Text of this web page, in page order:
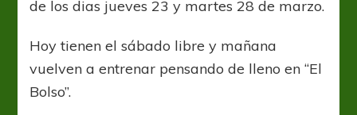
de los dias jueves 23 y martes 28 de marzo.
Hoy tienen el sábado libre y mañana
vuelven a entrenar pensando de lleno en “El
Bolso”.